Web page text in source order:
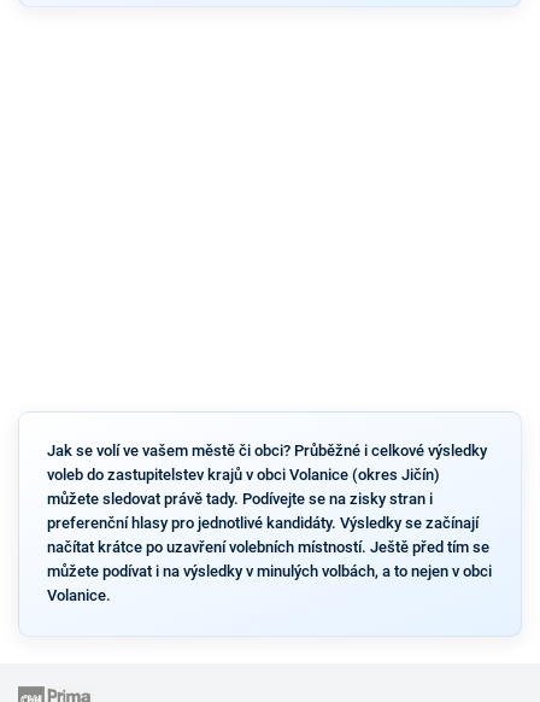
Jak se volí ve vašem městě či obci? Průběžné i celkové výsledky
voleb do zastupitelstev krajů v obci Volanice (okres Jičín)
můžete sledovat právě tady. Podívejte se na zisky stran i
preferenční hlasy pro jednotlivé kandidáty. Výsledky se začínají
načítat krátce po uzavření volebních místností. Ještě před tím se
můžete podívat i na výsledky v minulých volbách, a to nejen v obci
Volanice.